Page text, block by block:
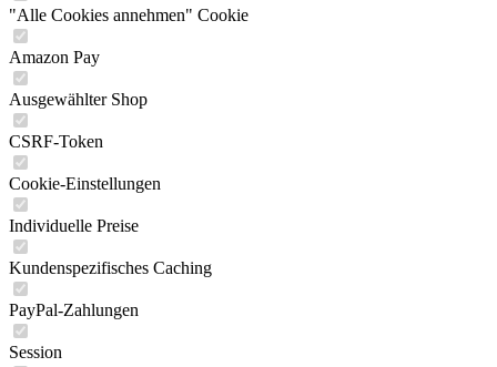
"Alle Cookies annehmen" Cookie
Amazon Pay
Ausgewählter Shop
CSRF-Token
Cookie-Einstellungen
Individuelle Preise
Kundenspezifisches Caching
PayPal-Zahlungen
Session